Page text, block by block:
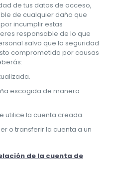
de tus datos de acceso,
de cualquier daño que
incumplir estas
responsable de lo que
salvo que la seguridad
comprometida por causas
escogida de manera
utilice la cuenta creada.
o transferir la cuenta a un
de la cuenta de